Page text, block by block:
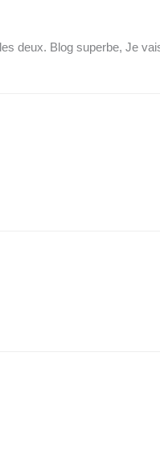
deux. Blog superbe, Je